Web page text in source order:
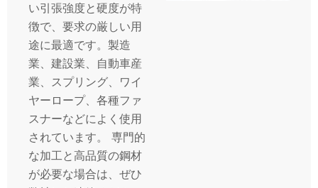
い引張強度と硬度が特
徴で、要求の厳しい用
途に最適です。製造
業、建設業、自動車産
業、スプリング、ワイ
ヤーロープ、各種ファ
スナーなどによく使用
されています。 専門的
な加工と高品質の鋼材
が必要な場合は、ぜひ